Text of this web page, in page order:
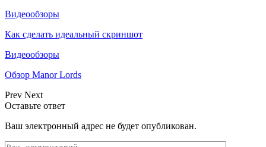
Видеообзоры
Как сделать идеальный скриншот
Видеообзоры
Обзор Manor Lords
Prev Next
Оставьте ответ
Ваш электронный адрес не будет опубликован.